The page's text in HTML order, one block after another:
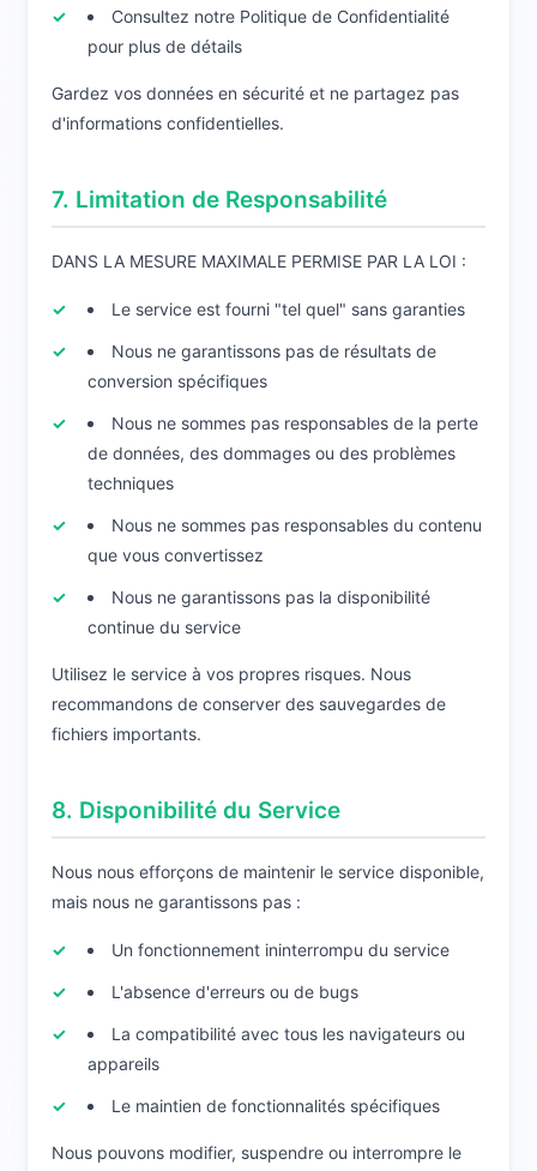
Consultez notre Politique de Confidentialité
pour plus de détails
Gardez vos données en sécurité et ne partagez pas
d'informations confidentielles.
7. Limitation de Responsabilité
DANS LA MESURE MAXIMALE PERMISE PAR LA LOI :
Le service est fourni "tel quel" sans garanties
Nous ne garantissons pas de résultats de
conversion spécifiques
Nous ne sommes pas responsables de la perte
de données, des dommages ou des problèmes
techniques
Nous ne sommes pas responsables du contenu
que vous convertissez
Nous ne garantissons pas la disponibilité
continue du service
Utilisez le service à vos propres risques. Nous
recommandons de conserver des sauvegardes de
fichiers importants.
8. Disponibilité du Service
Nous nous efforçons de maintenir le service disponible,
mais nous ne garantissons pas :
Un fonctionnement ininterrompu du service
L'absence d'erreurs ou de bugs
La compatibilité avec tous les navigateurs ou
appareils
Le maintien de fonctionnalités spécifiques
Nous pouvons modifier, suspendre ou interrompre le